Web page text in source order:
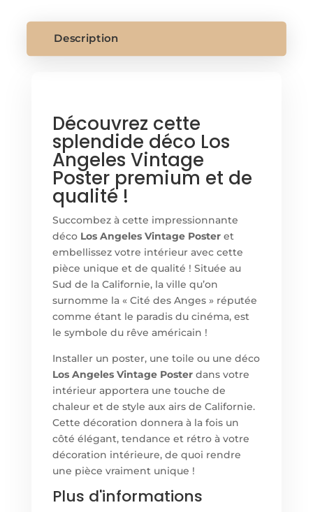
POSTER
Description
Découvrez cette
splendide déco Los
Angeles Vintage
Poster premium et de
qualité !
Succombez à cette impressionnante
déco Los Angeles Vintage Posteret
embellissez votre intérieur avec cette
pièce unique et de qualité ! Située au
Sud de la Californie, la ville qu’on
surnomme la « Cité des Anges » réputée
comme étant le paradis du cinéma, est
le symbole du rêve américain !
Installer un poster, une toile ou une déco
Los Angeles Vintage Posterdans votre
intérieur apportera une touche de
chaleur et de style aux airs de Californie.
Cette décoration donnera à la fois un
côté élégant, tendance et rétro à votre
décoration intérieure, de quoi rendre
une pièce vraiment unique !
Plus d'informations